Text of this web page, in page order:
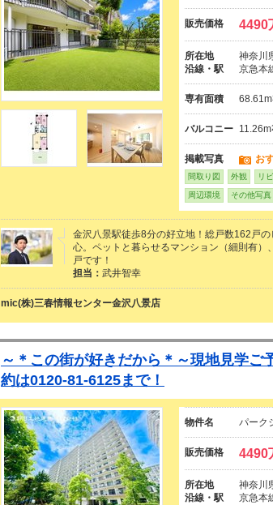
販売価格 4490
所在地
神奈川
沿線・駅
京急本
専有面積 68.61m
バルコニー 11.26m
掲載写真 お
間取り図 外観 リ
周辺環境 その他写真
金沢八景駅徒歩8分の好立地！総戸数162戸
心。ペットと暮らせるマンション（細則有
戸です！
担当： 武井智幸
mic(株)三春情報センター金沢八景店
～＊この街が好きだから＊～現地見学ご
約は0120-81-6125まで！
物件名 パーク
販売価格 4490
所在地
神奈川
沿線・駅
京急本